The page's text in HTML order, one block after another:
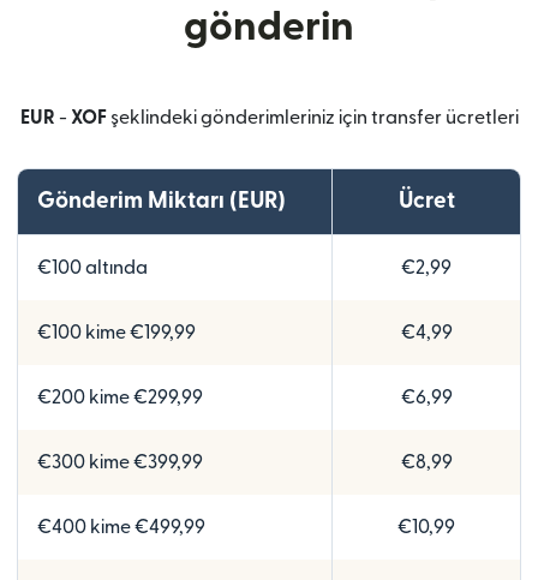
gönderin
EUR - XOFşeklindeki gönderimleriniz için transfer ücretleri
Gönderim Miktarı (EUR) Ücret
€100 altında €2,99
€100 kime €199,99 €4,99
€200 kime €299,99 €6,99
€300 kime €399,99 €8,99
€400 kime €499,99 €10,99